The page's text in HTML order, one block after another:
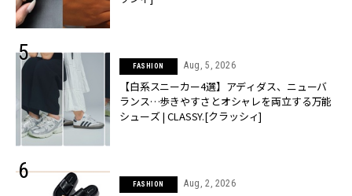
FASHION Aug, 5, 2026
【白系スニーカー4選】アディダス、ニューバ
ランス…歩きやすさとオシャレを両立する万能
シューズ | CLASSY.[クラッシィ]
FASHION Aug, 2, 2026